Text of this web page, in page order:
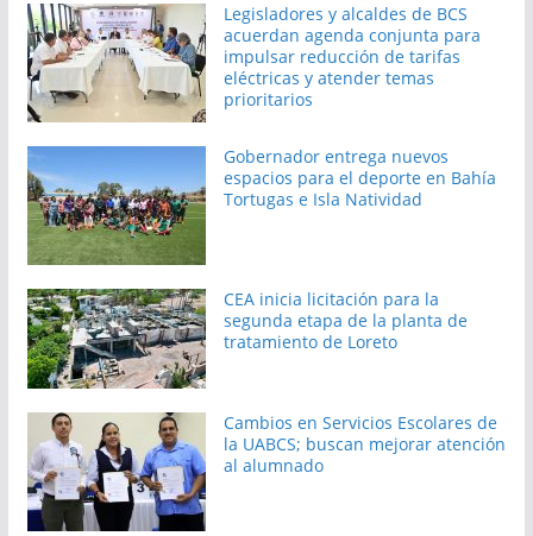
Legisladores y alcaldes de BCS
acuerdan agenda conjunta para
impulsar reducción de tarifas
eléctricas y atender temas
prioritarios
Gobernador entrega nuevos
espacios para el deporte en Bahía
Tortugas e Isla Natividad
CEA inicia licitación para la
segunda etapa de la planta de
tratamiento de Loreto
Cambios en Servicios Escolares de
la UABCS; buscan mejorar atención
al alumnado